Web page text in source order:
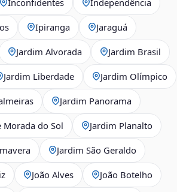
Ipiranga Jaraguá
Jardim Alvorada Jardim Brasil
Jardim Liberdade Jardim Olímpico
Jardim Panorama
Morada do Sol Jardim Planalto
Jardim São Geraldo
João Alves João Botelho